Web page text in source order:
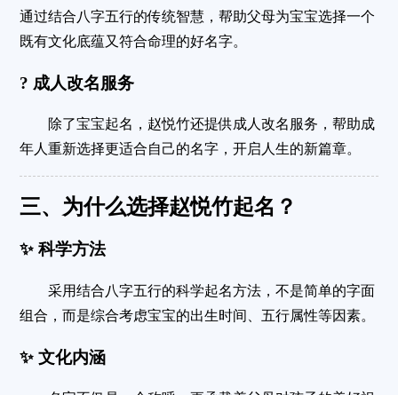
通过结合八字五行的传统智慧，帮助父母为宝宝选择一个
既有文化底蕴又符合命理的好名字。
? 成人改名服务
除了宝宝起名，赵悦竹还提供成人改名 服务，帮助成
年人重新选择更适合自己的名字，开启人生的新篇章。
三、为什么选择赵悦竹起名？
✨ 科学方法
采用结合八字五行的科学起名方法，不是简单的字面
组合，而是综合考虑宝宝的出生时间、五行属性等因素。
✨ 文化内涵